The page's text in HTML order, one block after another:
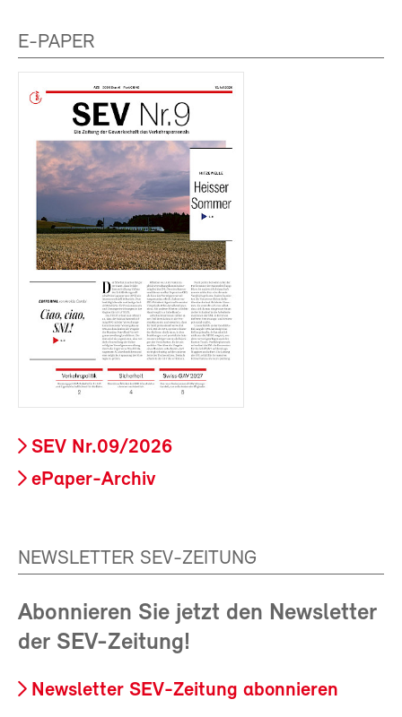
E-PAPER
SEV Nr.09/2026
ePaper-Archiv
NEWSLETTER SEV-ZEITUNG
Abonnieren Sie jetzt den Newsletter
der SEV-Zeitung!
Newsletter SEV-Zeitung abonnieren